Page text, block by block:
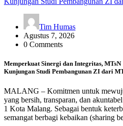
Tim Humas
Agustus 7, 2026
0 Comments
Memperkuat Sinergi dan Integritas,
Kunjungan Studi Pembangunan ZI dari
MALANG – Komitmen untuk
yang bersih, transparan, dan
1 Kota Malang. Sebagai bentuk
semangat berbagi kebaikan (sharing